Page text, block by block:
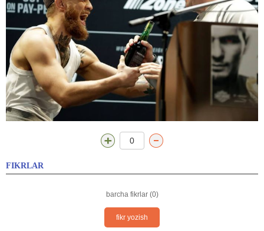
0
FIKRLAR
barcha fikrlar (0)
fikr yozish